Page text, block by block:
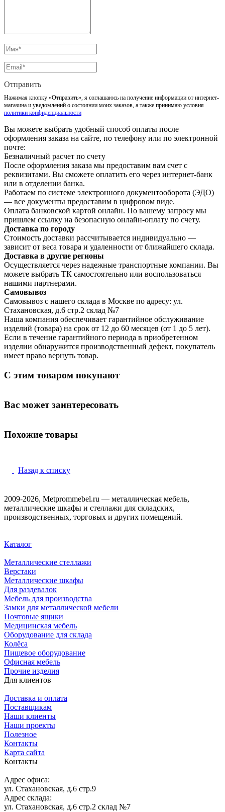
Отправить
Нажимая кнопку «Отправить», я соглашаюсь на получение информации от интернет-
магазина и уведомлений о состоянии моих заказов, а также принимаю условия
политики конфиденциальности
Вы можете выбрать удобный способ оплаты после
оформления заказа на сайте, по телефону или по электронной
почте:
Безналичный расчет по счету
После оформления заказа мы предоставим вам счет с
реквизитами. Вы сможете оплатить его через интернет-банк
или в отделении банка.
Работаем по системе электронного документооборота (ЭДО)
— все документы предоставим в цифровом виде.
Оплата банковской картой онлайн. По вашему запросу мы
пришлем ссылку на безопасную онлайн-оплату по счету.
Доставка по городу
Стоимость доставки рассчитывается индивидуально —
зависит от веса товара и удаленности от ближайшего склада.
Доставка в другие регионы
Осуществляется через надежные транспортные компании. Вы
можете выбрать ТК самостоятельно или воспользоваться
нашими партнерами.
Самовывоз
Самовывоз с нашего склада в Москве по адресу: ул.
Стахановская, д.6 стр.2 склад №7
Наша компания обеспечивает гарантийное обслуживание
изделий (товара) на срок от 12 до 60 месяцев (от 1 до 5 лет).
Если в течение гарантийного периода в приобретенном
изделии обнаружится производственный дефект, покупатель
имеет право вернуть товар.
С этим товаром покупают
Вас может заинтересовать
Похожие товары
Назад к списку
2009-2026, Metprommebel.ru — металлическая мебель,
металлические шкафы и стеллажи для складских,
производственных, торговых и других помещений.
Каталог
Металлические стеллажи
Верстаки
Металлические шкафы
Для раздевалок
Мебель для производства
Замки для металлической мебели
Почтовые ящики
Медицинская мебель
Оборудование для склада
Колёса
Пищевое оборудование
Офисная мебель
Прочие изделия
Для клиентов
Доставка и оплата
Поставщикам
Наши клиенты
Наши проекты
Полезное
Контакты
Карта сайта
Контакты
Адрес офиса:
ул. Стахановская, д.6 стр.9
Адрес склада:
ул. Стахановская, д.6 стр.2 склад №7